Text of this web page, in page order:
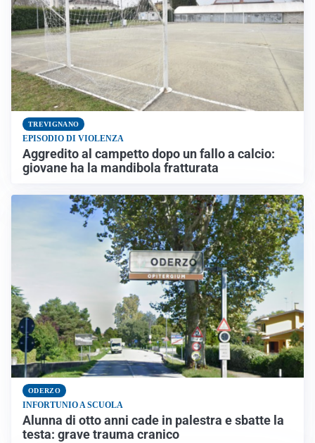
TREVIGNANO
EPISODIO DI VIOLENZA
Aggredito al campetto dopo un fallo a calcio:
giovane ha la mandibola fratturata
ODERZO
INFORTUNIO A SCUOLA
Alunna di otto anni cade in palestra e sbatte la
testa: grave trauma cranico